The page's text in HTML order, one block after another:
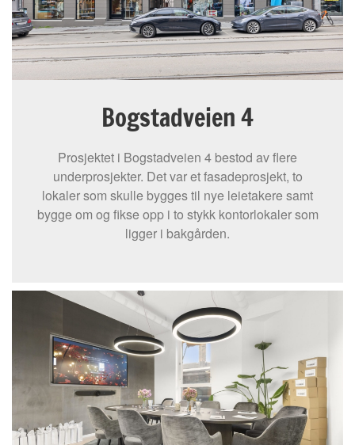
Bogstadveien 4
Prosjektet i Bogstadveien 4 bestod av flere
underprosjekter. Det var et fasadeprosjekt, to
lokaler som skulle bygges til nye leietakere samt
bygge om og fikse opp i to stykk kontorlokaler som
ligger i bakgården.